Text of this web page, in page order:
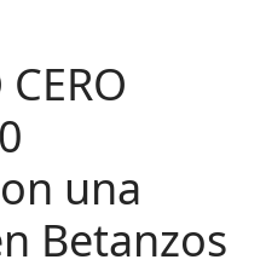
una
Betanzos